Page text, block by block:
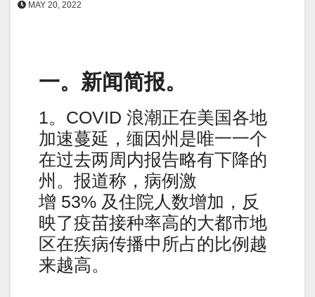
MAY 20, 2022
一。新闻简报。
1。COVID 浪潮正在美国各地
加速蔓延，缅因州是唯一一个
在过去两周内报告略有下降的
州。报道称，病例激
增 53% 及住院人数增加，反
映了疫苗接种率高的大都市地
区在疾病传播中所占的比例越
来越高。